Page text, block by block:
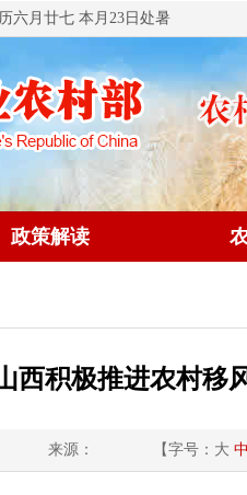
六月廿七 本月23日处暑
政策解读
西积极推进农村移
来源： 【字号： 大 中